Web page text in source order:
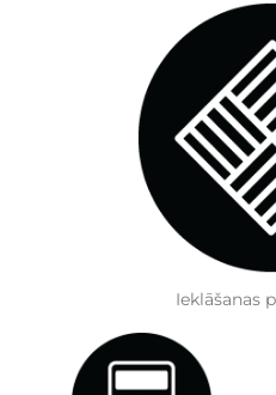
Ieklāšanas